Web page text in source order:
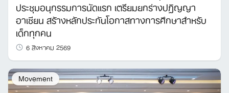
Search
for:
ประชุมอนุกรรมการนัดแรก เตรียมยกร่างปฏิญญา
อาเซียน สร้างหลักประกันโอกาสทางการศึกษาสำหรับ
เด็กทุกคน
6 สิงหาคม 2569
Movement